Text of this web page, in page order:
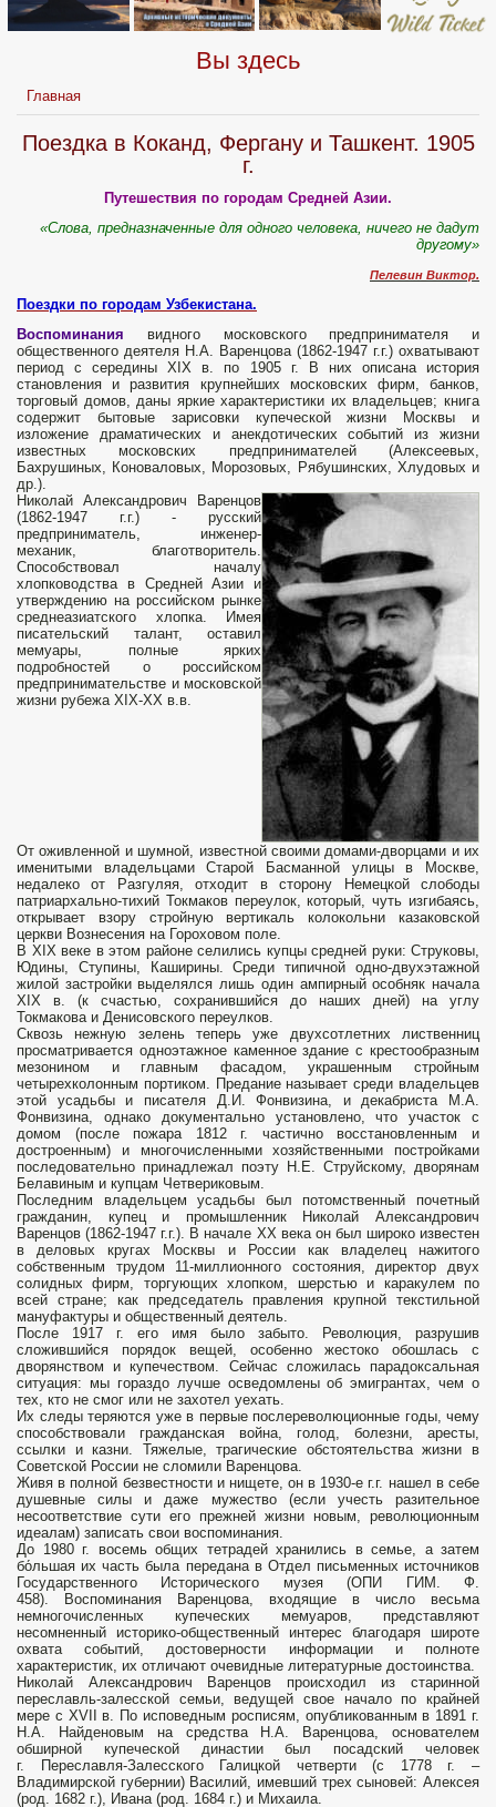
Вы здесь
Главная
Поездка в Коканд, Фергану и Ташкент. 1905
г.
Путешествия по городам Средней Азии.
«Слова, предназначенные для одного человека, ничего не дадут
другому»
Пелевин Виктоp.
Поездки по городам Узбекистана.
Воспоминания видного московского предпринимателя и
общественного деятеля Н.А. Варенцова (1862-1947 г.г.) охватывают
период с середины XIX в. по 1905 г. В них описана история
становления и развития крупнейших московских фирм, банков,
торговый домов, даны яркие характеристики их владельцев; книга
содержит бытовые зарисовки купеческой жизни Москвы и
изложение драматических и анекдотических событий из жизни
известных московских предпринимателей (Алексеевых,
Бахрушиных, Коноваловых, Морозовых, Рябушинских, Хлудовых и
др.).
Николай Александрович Варенцов
(1862-1947 г.г.) - русский
предприниматель, инженер-
механик, благотворитель.
Способствовал началу
хлопководства в Средней Азии и
утверждению на российском рынке
среднеазиатского хлопка. Имея
писательский талант, оставил
мемуары, полные ярких
подробностей о российском
предпринимательстве и московской
жизни рубежа XIX-XX в.в.
От оживленной и шумной, известной своими домами-дворцами и их
именитыми владельцами Старой Басманной улицы в Москве,
недалеко от Разгуляя, отходит в сторону Немецкой слободы
патриархально-тихий Токмаков переулок, который, чуть изгибаясь,
открывает взору стройную вертикаль колокольни казаковской
церкви Вознесения на Гороховом поле.
В XIX веке в этом районе селились купцы средней руки: Струковы,
Юдины, Ступины, Каширины. Среди типичной одно-двухэтажной
жилой застройки выделялся лишь один ампирный особняк начала
XIX в. (к счастью, сохранившийся до наших дней) на углу
Токмакова и Денисовского переулков.
Сквозь нежную зелень теперь уже двухсотлетних лиственниц
просматривается одноэтажное каменное здание с крестообразным
мезонином и главным фасадом, украшенным стройным
четырехколонным портиком. Предание называет среди владельцев
этой усадьбы и писателя Д.И. Фонвизина, и декабриста М.А.
Фонвизина, однако документально установлено, что участок с
домом (после пожара 1812 г. частично восстановленным и
достроенным) и многочисленными хозяйственными постройками
последовательно принадлежал поэту Н.Е. Струйскому, дворянам
Белавиным и купцам Четвериковым.
Последним владельцем усадьбы был потомственный почетный
гражданин, купец и промышленник Николай Александрович
Варенцов (1862-1947 г.г.). В начале XX века он был широко известен
в деловых кругах Москвы и России как владелец нажитого
собственным трудом 11-миллионного состояния, директор двух
солидных фирм, торгующих хлопком, шерстью и каракулем по
всей стране; как председатель правления крупной текстильной
мануфактуры и общественный деятель.
После 1917 г. его имя было забыто. Революция, разрушив
сложившийся порядок вещей, особенно жестоко обошлась с
дворянством и купечеством. Сейчас сложилась парадоксальная
ситуация: мы гораздо лучше осведомлены об эмигрантах, чем о
тех, кто не смог или не захотел уехать.
Их следы теряются уже в первые послереволюционные годы, чему
способствовали гражданская война, голод, болезни, аресты,
ссылки и казни. Тяжелые, трагические обстоятельства жизни в
Советской России не сломили Варенцова.
Живя в полной безвестности и нищете, он в 1930-е г.г. нашел в себе
душевные силы и даже мужество (если учесть разительное
несоответствие сути его прежней жизни новым, революционным
идеалам) записать свои воспоминания.
До 1980 г. восемь общих тетрадей хранились в семье, а затем
бо́льшая их часть была передана в Отдел письменных источников
Государственного Исторического музея (ОПИ ГИМ. Ф.
458). Воспоминания Варенцова, входящие в число весьма
немногочисленных купеческих мемуаров, представляют
несомненный историко-общественный интерес благодаря широте
охвата событий, достоверности информации и полноте
характеристик, их отличают очевидные литературные достоинства.
Николай Александрович Варенцов происходил из старинной
переславль-залесской семьи, ведущей свое начало по крайней
мере с XVII в. По исповедным росписям, опубликованным в 1891 г.
Н.А. Найденовым на средства Н.А. Варенцова, основателем
обширной купеческой династии был посадский человек
г. Переславля-Залесского Галицкой четверти (с 1778 г. –
Владимирской губернии) Василий, имевший трех сыновей: Алексея
(род. 1682 г.), Ивана (род. 1684 г.) и Михаила.